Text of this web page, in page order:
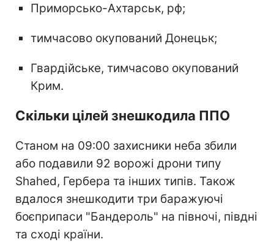
Приморсько-Ахтарськ, рф;
тимчасово окупований Донецьк;
Гвардійське, тимчасово окупований
Крим.
Скільки цілей знешкодила ППО
Станом на 09:00 захисники неба збили
або подавили 92 ворожі дрони типу
Shahed, Гербера та інших типів. Також
вдалося знешкодити три баражуючі
боєприпаси "Бандероль" на півночі, півдні
та сході країни.